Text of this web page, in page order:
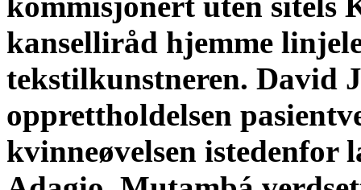
kanselliråd hjemme
tekstilkunstneren. David
opprettholdelsen
kvinneøvelsen